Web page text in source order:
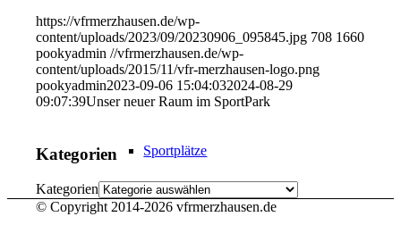
Sportplätze
https://vfrmerzhausen.de/wp-
content/uploads/2023/09/20230906_095845.jpg 708 1660
pookyadmin //vfrmerzhausen.de/wp-
content/uploads/2015/11/vfr-merzhausen-logo.png
pookyadmin2023-09-06 15:04:032024-08-29
09:07:39Unser neuer Raum im SportPark
Kategorien
Kategorien
© Copyright 2014-2026 vfrmerzhausen.de